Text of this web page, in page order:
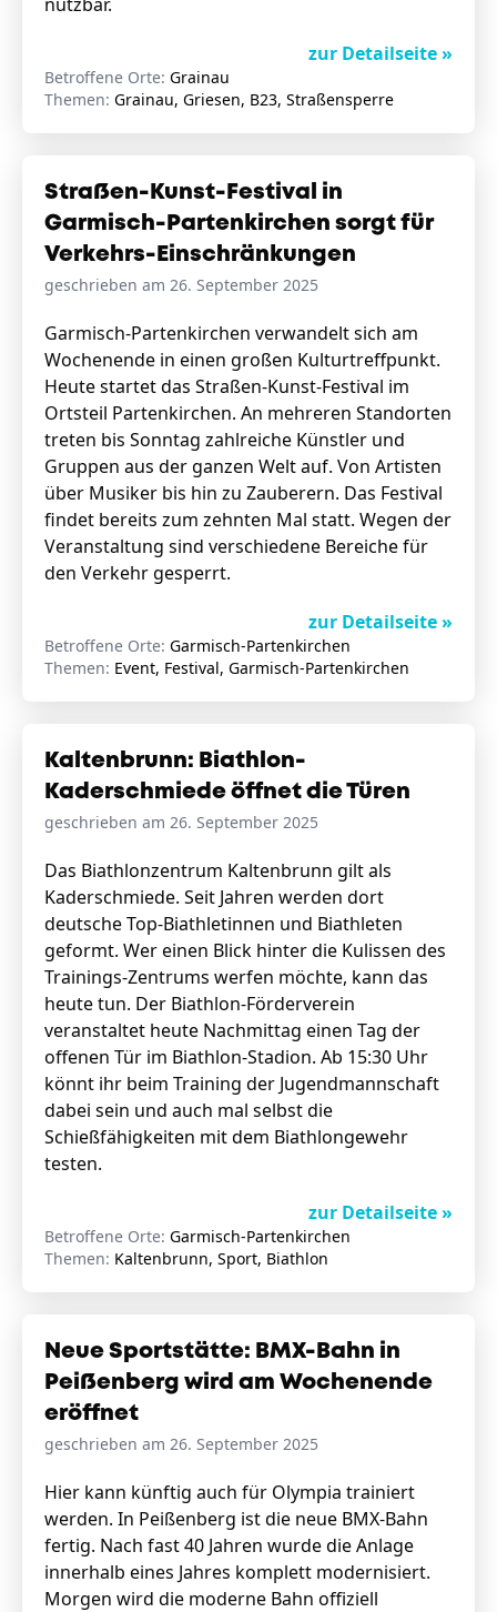
zur Detailseite »
Betroffene Orte: Grainau
Themen: Grainau, Griesen, B23, Straßensperre
Straßen-Kunst-Festival in
Garmisch-Partenkirchen sorgt für
Verkehrs-Einschränkungen
geschrieben am 26. September 2025
Garmisch-Partenkirchen verwandelt sich am
Wochenende in einen großen Kulturtreffpunkt.
Heute startet das Straßen-Kunst-Festival im
Ortsteil Partenkirchen. An mehreren Standorten
treten bis Sonntag zahlreiche Künstler und
Gruppen aus der ganzen Welt auf. Von Artisten
über Musiker bis hin zu Zauberern. Das Festival
findet bereits zum zehnten Mal statt. Wegen der
Veranstaltung sind verschiedene Bereiche für
den Verkehr gesperrt.
zur Detailseite »
Betroffene Orte: Garmisch-Partenkirchen
Themen: Event, Festival, Garmisch-Partenkirchen
Kaltenbrunn: Biathlon-
Kaderschmiede öffnet die Türen
geschrieben am 26. September 2025
Das Biathlonzentrum Kaltenbrunn gilt als
Kaderschmiede. Seit Jahren werden dort
deutsche Top-Biathletinnen und Biathleten
geformt. Wer einen Blick hinter die Kulissen des
Trainings-Zentrums werfen möchte, kann das
heute tun. Der Biathlon-Förderverein
veranstaltet heute Nachmittag einen Tag der
offenen Tür im Biathlon-Stadion. Ab 15:30 Uhr
könnt ihr beim Training der Jugendmannschaft
dabei sein und auch mal selbst die
Schießfähigkeiten mit dem Biathlongewehr
testen.
zur Detailseite »
Betroffene Orte: Garmisch-Partenkirchen
Themen: Kaltenbrunn, Sport, Biathlon
Neue Sportstätte: BMX-Bahn in
Peißenberg wird am Wochenende
eröffnet
geschrieben am 26. September 2025
Hier kann künftig auch für Olympia trainiert
werden. In Peißenberg ist die neue BMX-Bahn
fertig. Nach fast 40 Jahren wurde die Anlage
innerhalb eines Jahres komplett modernisiert.
Morgen wird die moderne Bahn offiziell